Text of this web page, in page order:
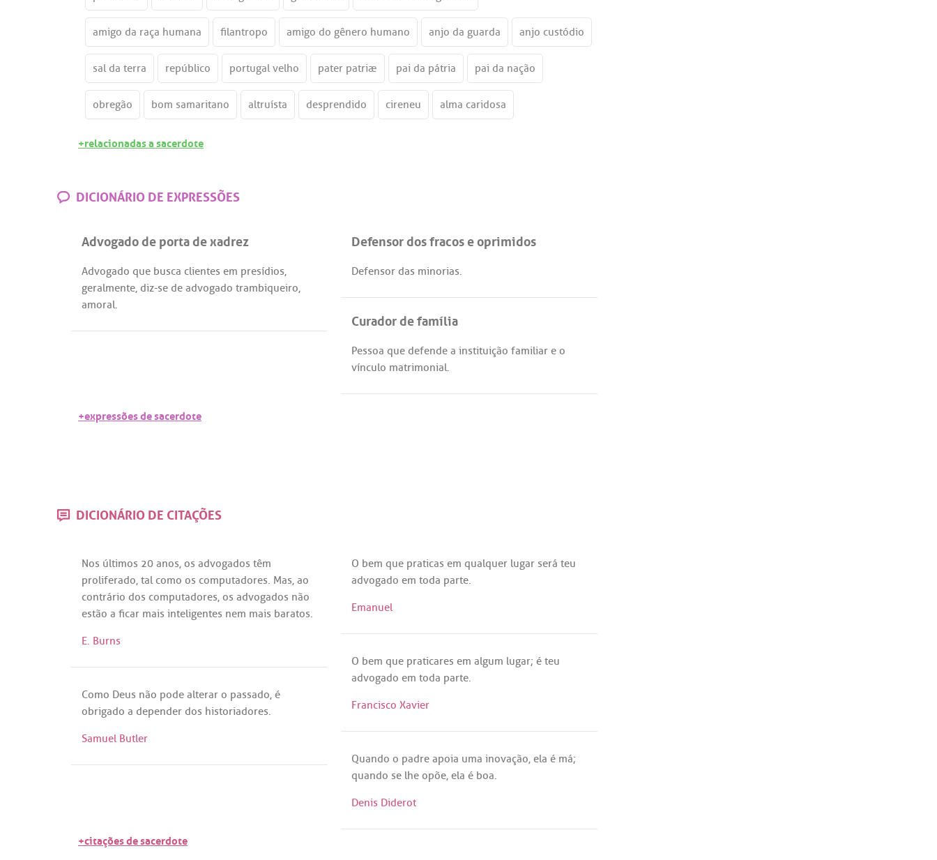
amigo da raça humana filantropo amigo do gênero humano anjo da guarda anjo custódio
sal da terra repúblico portugal velho pater patriæ pai da pátria pai da nação
obregão bom samaritano altruísta desprendido cireneu alma caridosa
+relacionadas a sacerdote
DICIONÁRIO DE EXPRESSÕES
Advogado de porta de xadrez
Advogado que busca clientes em presídios,
geralmente, diz-se de advogado trambiqueiro,
amoral.
Defensor dos fracos e oprimidos
Defensor das minorias.
Curador de família
Pessoa que defende a instituição familiar e o
vínculo matrimonial.
+expressões de sacerdote
DICIONÁRIO DE CITAÇÕES
Nos últimos 20 anos, os advogados têm
proliferado, tal como os computadores. Mas, ao
contrário dos computadores, os advogados não
estão a ficar mais inteligentes nem mais baratos.
E. Burns
O bem que praticas em qualquer lugar será teu
advogado em toda parte.
Emanuel
O bem que praticares em algum lugar; é teu
advogado em toda parte.
Francisco Xavier
Como Deus não pode alterar o passado, é
obrigado a depender dos historiadores.
Samuel Butler
Quando o padre apoia uma inovação, ela é má;
quando se lhe opõe, ela é boa.
Denis Diderot
+citações de sacerdote